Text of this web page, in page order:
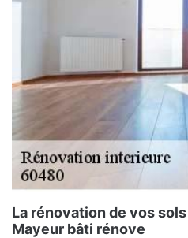
La rénovation de vos
Mayeur bâti rénove